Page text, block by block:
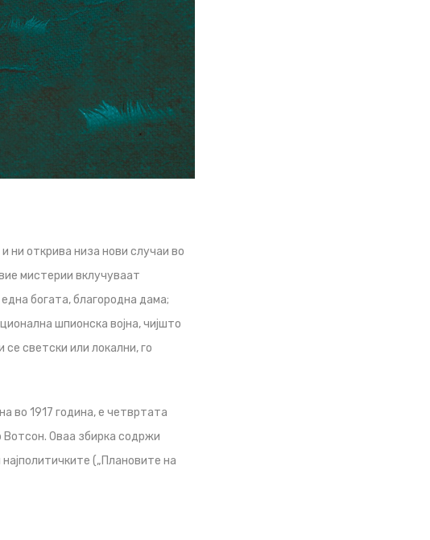
ни открива низа нови случаи во
мистерии вклучуваат
богата, благородна дама;
шпионска војна, чијшто
светски или локални, го
во 1917 година, е четвртата
Оваа збирка содржи
(„Плановите на